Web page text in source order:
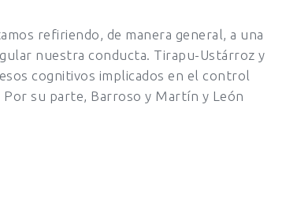
refiriendo, de manera general, a una
nuestra conducta. Tirapu-Ustárroz y
cognitivos implicados en el control
Por su parte, Barroso y Martín y León